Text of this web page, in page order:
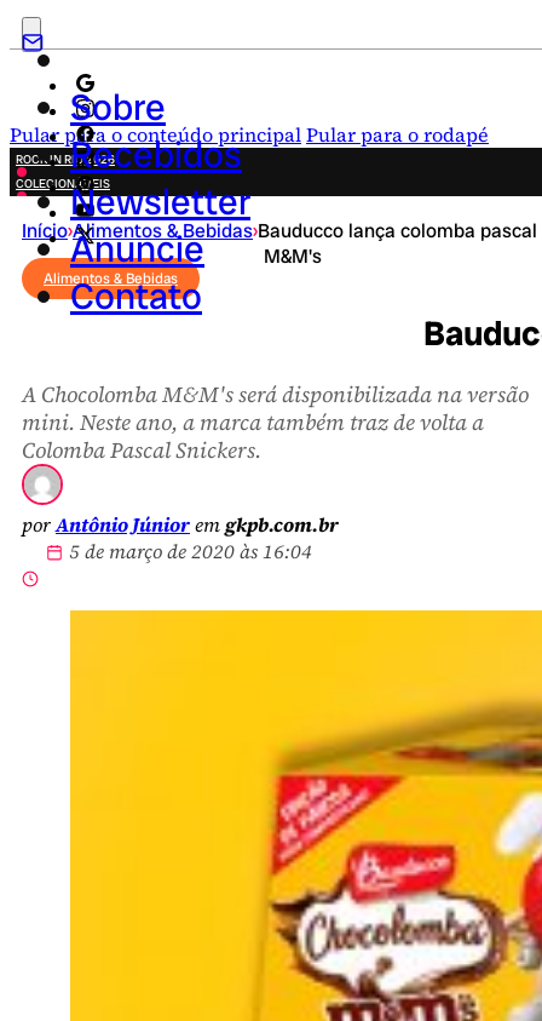
Pular para o conteúdo principalPular para o rodapé
Sobre
Recebidos
Newsletter
Anuncie
Contato
ROCK IN RIO 2026
COLECIONÁVEIS
FESTA JUNINA
NOVIDADES
CAMPANHAS CRIATIVAS
Início›Alimentos & Bebidas›Bauducco lança colomba pascal
M&M's
Alimentos & Bebidas
A Chocolomba M&M's será disponibilizada na versão
mini. Neste ano, a marca também traz de volta a
Colomba Pascal Snickers.
porAntônio Júnioremgkpb.com.br
5 de março de 2020 às 16:04